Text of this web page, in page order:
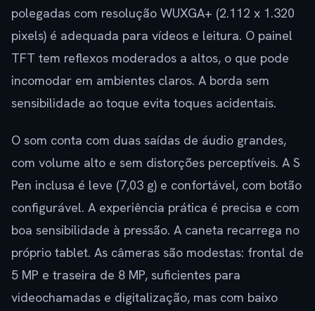
polegadas com resolução WUXGA+ (2.112 x 1.320
pixels) é adequada para vídeos e leitura. O painel
TFT tem reflexos moderados a altos, o que pode
incomodar em ambientes claros. A borda sem
sensibilidade ao toque evita toques acidentais.
O som conta com duas saídas de áudio grandes,
com volume alto e sem distorções perceptíveis. A S
Pen inclusa é leve (7,03 g) e confortável, com botão
configurável. A experiência prática é precisa e com
boa sensibilidade à pressão. A caneta recarrega no
próprio tablet. As câmeras são modestas: frontal de
5 MP e traseira de 8 MP, suficientes para
videochamadas e digitalização, mas com baixo